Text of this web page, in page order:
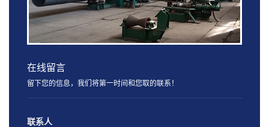
在线留言
留下您的信息，我们将第一时间和您取的联系！
联系人